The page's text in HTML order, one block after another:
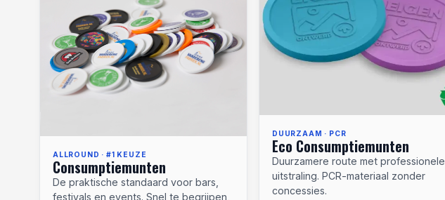
ALLROUND · #1 KEUZE
Consumptiemunten
De praktische standaard voor bars,
festivals en events. Snel te begrijpen,
DUURZAAM · PCR
Eco Consumptiemunten
Duurzamere route met professionele
uitstraling. PCR-materiaal zonder
concessies.